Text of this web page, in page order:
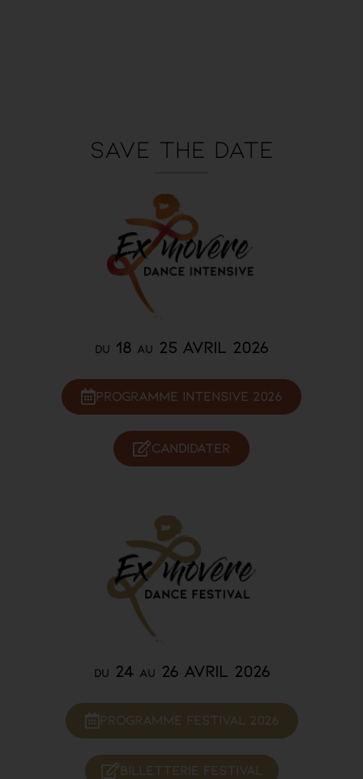
SAVE THE DATE
DU 18 AU 25 AVRIL 2026
Programme intensive 2026
Candidater
DU 24 AU 26 AVRIL 2026
Programme festival 2026
billetterie festival